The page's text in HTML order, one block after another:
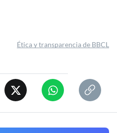
Ética y transparencia de BBCL